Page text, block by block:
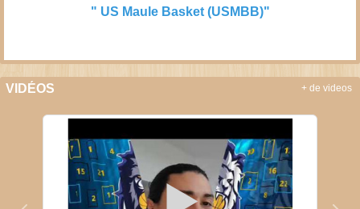
" US Maule Basket (USMBB)"
VIDÉOS + de videos